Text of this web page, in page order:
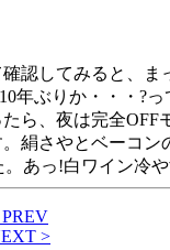
認してみると、ま
年ぶりか・・・?っ
ら、夜は完全OFF
絹さやとベーコン
。あっ!白ワイン冷や
>